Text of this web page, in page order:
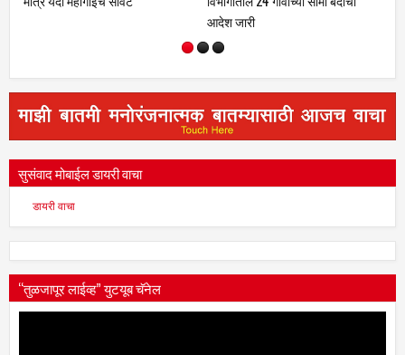
सुसंवाद मोबाईल डायरी वाचा
डायरी वाचा
“तुळजापूर लाईव्ह” युटयूब चॅनेल